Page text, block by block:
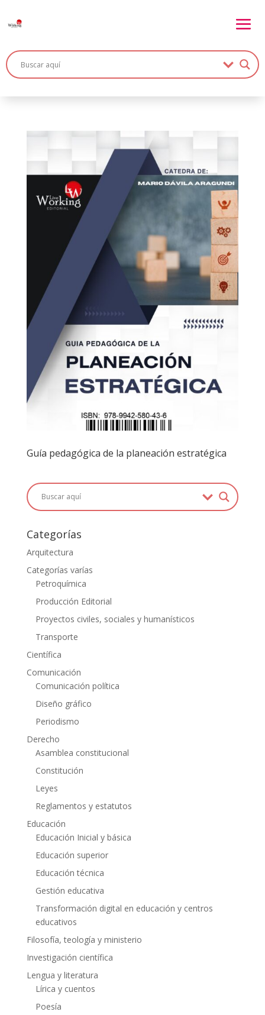
Guía pedagógica de la planeación estratégica
Categorías
Arquitectura
Categorías varías
Petroquímica
Producción Editorial
Proyectos civiles, sociales y humanísticos
Transporte
Científica
Comunicación
Comunicación política
Diseño gráfico
Periodismo
Derecho
Asamblea constitucional
Constitución
Leyes
Reglamentos y estatutos
Educación
Educación Inicial y básica
Educación superior
Educación técnica
Gestión educativa
Transformación digital en educación y centros
educativos
Filosofía, teología y ministerio
Investigación científica
Lengua y literatura
Lírica y cuentos
Poesía